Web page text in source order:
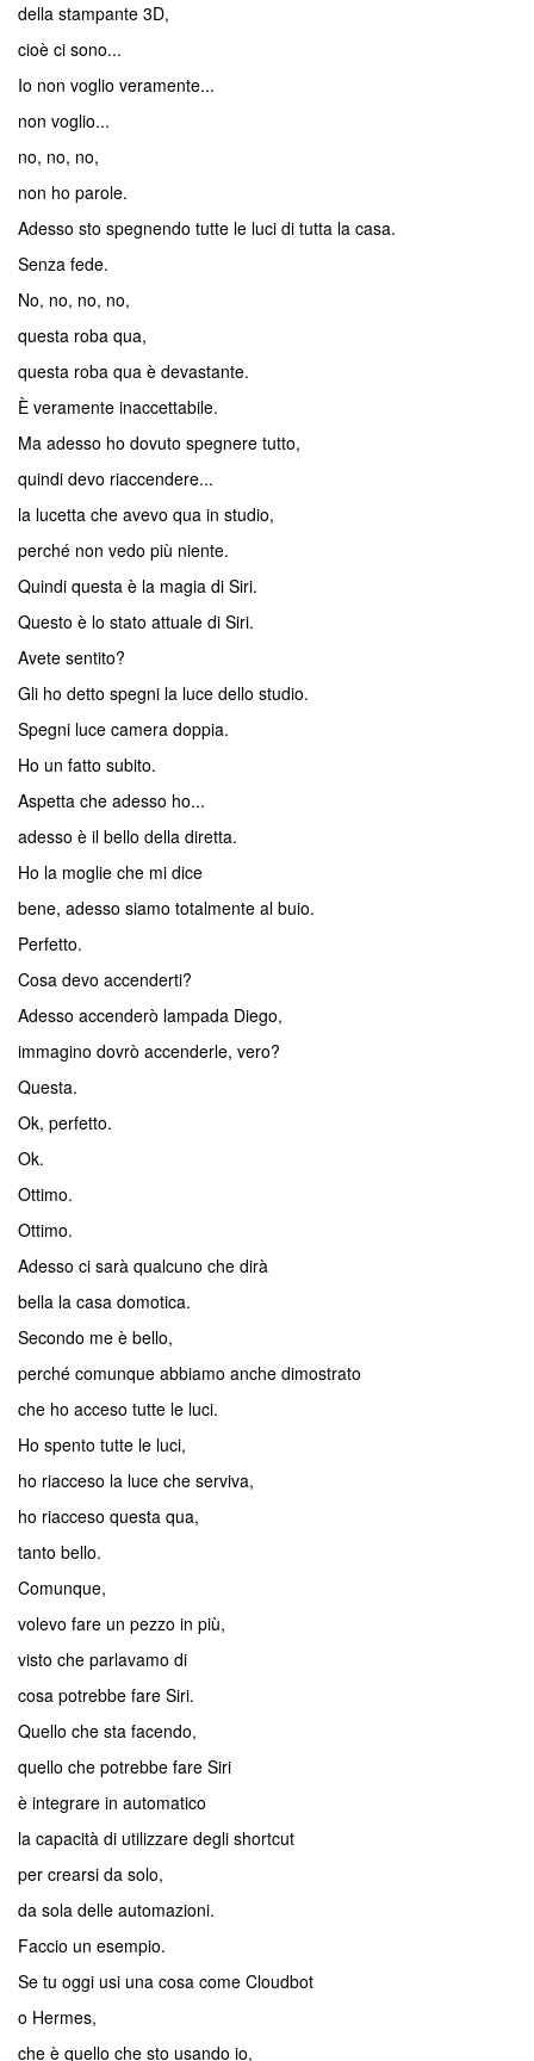
della stampante 3D,
cioè ci sono...
Io non voglio veramente...
non voglio...
no, no, no,
non ho parole.
Adesso sto spegnendo tutte le luci di tutta la casa.
Senza fede.
No, no, no, no,
questa roba qua,
questa roba qua è devastante.
È veramente inaccettabile.
Ma adesso ho dovuto spegnere tutto,
quindi devo riaccendere...
la lucetta che avevo qua in studio,
perché non vedo più niente.
Quindi questa è la magia di Siri.
Questo è lo stato attuale di Siri.
Avete sentito?
Gli ho detto spegni la luce dello studio.
Spegni luce camera doppia.
Ho un fatto subito.
Aspetta che adesso ho...
adesso è il bello della diretta.
Ho la moglie che mi dice
bene, adesso siamo totalmente al buio.
Perfetto.
Cosa devo accenderti?
Adesso accenderò lampada Diego,
immagino dovrò accenderle, vero?
Questa.
Ok, perfetto.
Ok.
Ottimo.
Ottimo.
Adesso ci sarà qualcuno che dirà
bella la casa domotica.
Secondo me è bello,
perché comunque abbiamo anche dimostrato
che ho acceso tutte le luci.
Ho spento tutte le luci,
ho riacceso la luce che serviva,
ho riacceso questa qua,
tanto bello.
Comunque,
volevo fare un pezzo in più,
visto che parlavamo di
cosa potrebbe fare Siri.
Quello che sta facendo,
quello che potrebbe fare Siri
è integrare in automatico
la capacità di utilizzare degli shortcut
per crearsi da solo,
da sola delle automazioni.
Faccio un esempio.
Se tu oggi usi una cosa come Cloudbot
o Hermes,
che è quello che sto usando io,